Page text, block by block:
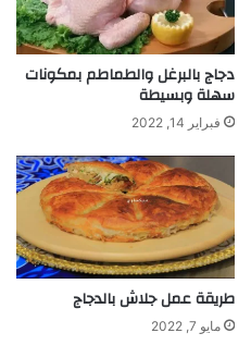
دجاج بالبرغل والطماطم بمكونات
سهلة وبسيطة
فبراير 14, 2022
طريقة عمل جلاش بالدجاج
مايو 7, 2022